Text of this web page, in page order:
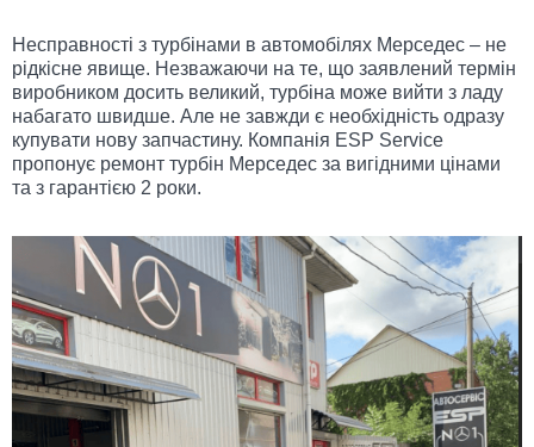
Несправності з турбінами в автомобілях Мерседес – не
рідкісне явище. Незважаючи на те, що заявлений термін
виробником досить великий, турбіна може вийти з ладу
набагато швидше. Але не завжди є необхідність одразу
купувати нову запчастину. Компанія ESP Service
пропонує ремонт турбін Мерседес за вигідними цінами
та з гарантією 2 роки.